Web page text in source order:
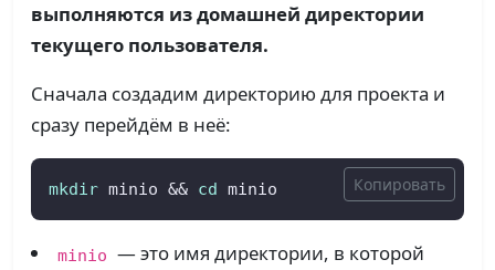
выполняются из домашней директории
текущего пользователя.
Сначала создадим директорию для проекта и
сразу перейдём в неё:
mkdir minio && cd minio Копировать
minio — это имя директории, в которой